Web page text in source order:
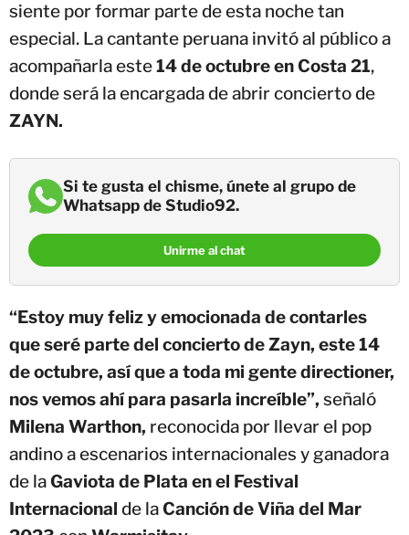
siente por formar parte de esta noche tan
especial. La cantante peruana invitó al público a
acompañarla este14 de octubre en Costa 21,
donde será la encargada de abrir concierto de
ZAYN.
Si te gusta el chisme, únete al grupo de
Whatsapp de Studio92.
Unirme al chat
“Estoy muy feliz y emocionada de contarles
que seré parte del concierto de Zayn, este 14
de octubre, así que a toda mi gente directioner,
nos vemos ahí para pasarla increíble”, señaló
Milena Warthon, reconocida por llevar el pop
andino a escenarios internacionales y ganadora
de laGaviota de Plata en el Festival
Internacional de laCanción de Viña del Mar